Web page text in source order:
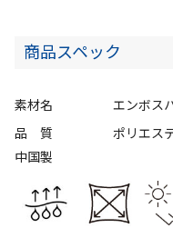
商品スペック
素材名
エンボス
品 質
ポリエス
中国製